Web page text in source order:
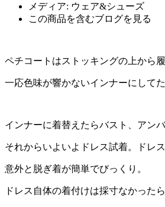
メディア: ウェア&シューズ
この商品を含むブログを見る
ペチコートはストッキングの上から履
一応色味が響かないインナーにして
インナーに着替えたらバスト、アン
それからいよいよドレス試着。ドレ
意外と脱ぎ着が簡単でびっくり。
ドレス自体の着付けは採寸なかった